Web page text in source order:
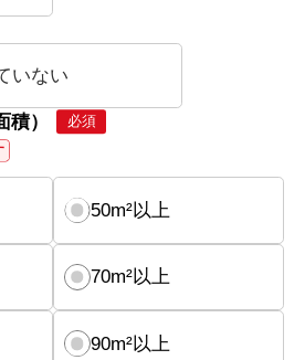
いない
）
必須
50m²以上
70m²以上
90m²以上